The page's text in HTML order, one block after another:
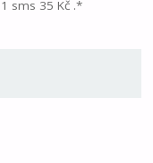
sms 35 Kč .*